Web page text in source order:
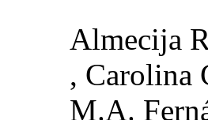
Almecija
, Carolina
M.A.